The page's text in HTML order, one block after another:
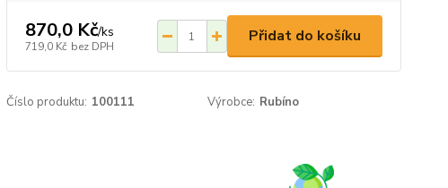
870,0 Kč/ks
719,0 Kč bez DPH
Přidat do košíku
Číslo produktu: 100111 Výrobce: Rubíno